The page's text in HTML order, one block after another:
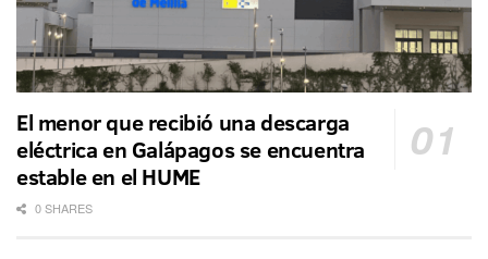
El menor que recibió una descarga
eléctrica en Galápagos se encuentra
estable en el HUME
0 SHARES